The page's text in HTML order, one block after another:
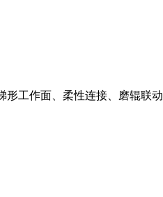
工作面、柔性连接、磨辊联